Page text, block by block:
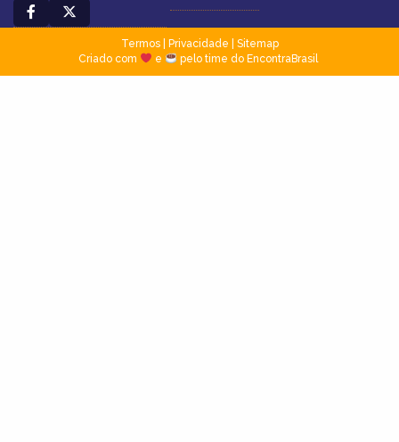
Termos| Privacidade
Sitemap
Criado com
e pelo time do EncontraBrasil